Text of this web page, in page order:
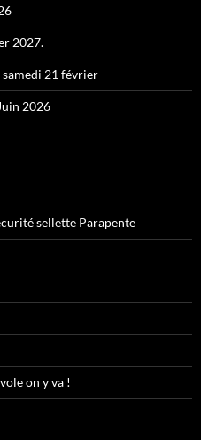
2027.
21 février
2026
sellette Parapente
on y va !